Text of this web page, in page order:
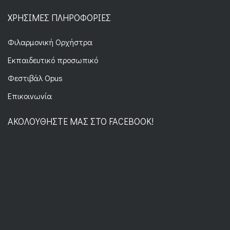
ΧΡΉΣΙΜΕΣ ΠΛΗΡΟΦΟΡΊΕΣ
Φιλαρμονική Ορχήστρα
Εκπαιδευτικό προσωπικό
Φεστιβάλ Opus
Επικοινωνία
ΑΚΟΛΟΥΘΉΣΤΕ ΜΑΣ ΣΤΟ FACEBOOK!